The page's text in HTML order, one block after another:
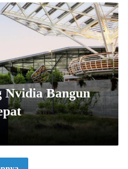
Nvidia Bangun